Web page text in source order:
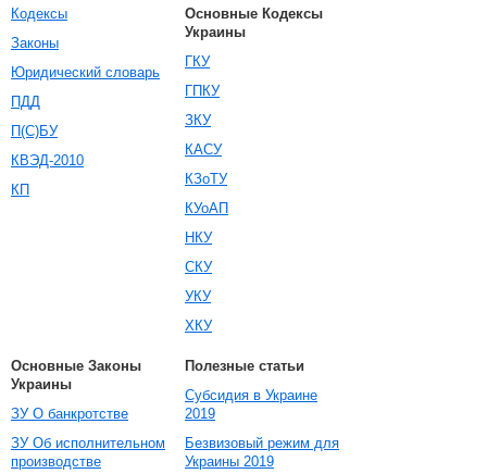
Кодексы
Законы
Юридический словарь
ПДД
П(С)БУ
КВЭД-2010
КП
Основные Кодексы
Украины
ГКУ
ГПКУ
ЗКУ
КАСУ
КЗоТУ
КУоАП
НКУ
СКУ
УКУ
ХКУ
Основные Законы
Украины
ЗУ О банкротстве
ЗУ Об исполнительном
производстве
Полезные статьи
Субсидия в Украине
2019
Безвизовый режим для
Украины 2019